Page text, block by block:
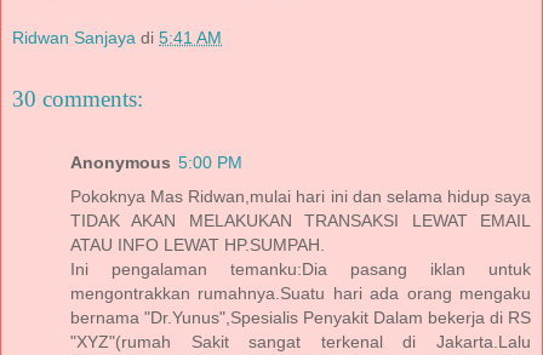
Ridwan Sanjaya di 5:41 AM
30 comments:
Anonymous 5:00 PM
Pokoknya Mas Ridwan,mulai hari ini dan selama hidup saya
TIDAK AKAN MELAKUKAN TRANSAKSI LEWAT EMAIL
ATAU INFO LEWAT HP.SUMPAH.
Ini pengalaman temanku:Dia pasang iklan untuk
mengontrakkan rumahnya.Suatu hari ada orang mengaku
bernama "Dr.Yunus",Spesialis Penyakit Dalam bekerja di RS
"XYZ"(rumah Sakit sangat terkenal di Jakarta.Lalu